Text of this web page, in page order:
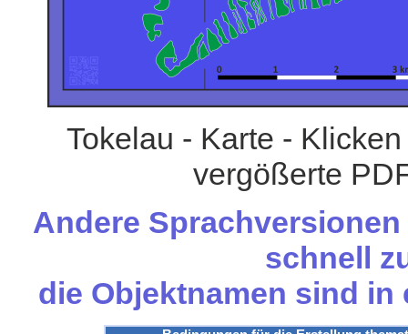
Tokelau - Karte -
vergößerte
Andere
schnell
die Objektnamen sind